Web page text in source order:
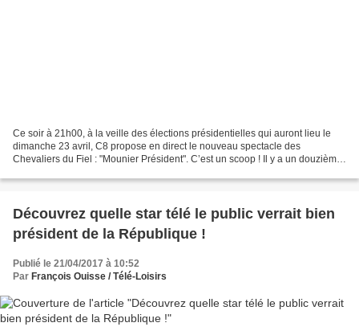
Ce soir à 21h00, à la veille des élections présidentielles qui auront lieu le
dimanche 23 avril, C8 propose en direct le nouveau spectacle des
Chevaliers du Fiel : "Mounier Président". C’est un scoop ! Il y a un douzième
Découvrez quelle star télé le public verrait bien
président de la République !
Publié le 21/04/2017 à 10:52
Par François Ouisse / Télé-Loisirs